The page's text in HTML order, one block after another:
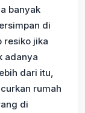
banyak
di
resiko jika
adanya
dari itu,
rumah
di